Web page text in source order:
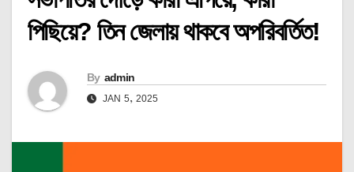
পিছিয়ে? তিন জেলায় থাকবে অপরিবর্তিত!
By admin
JAN 5, 2025